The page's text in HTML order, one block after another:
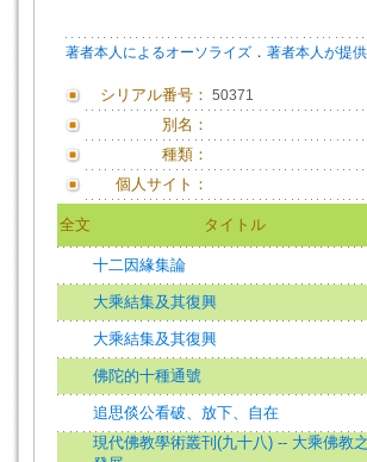
著者本人によるオーソライズ ． 著者本人が提
シリアル番号： 50371
別名：
種類：
個人サイト：
全文 タイトル
十二因緣集論
大乘結集及其復興
大乘結集及其復興
佛陀的十種通號
追思倓公看破、放下、自在
現代佛教學術叢刊(九十八) -- 大乘佛教之